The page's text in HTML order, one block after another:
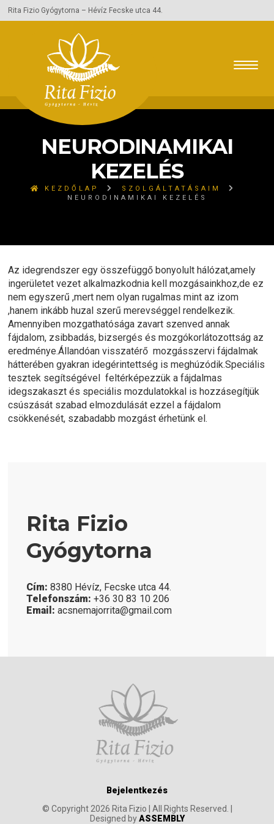
Rita Fizio Gyógytorna – Hévíz Fecske utca 44.
NEURODINAMIKAI
KEZELÉS
KEZDŐLAP
SZOLGÁLTATÁSAIM
NEURODINAMIKAI KEZELÉS
Az idegrendszer egy összefüggő bonyolult hálózat,amely
ingerületet vezet alkalmazkodnia kell mozgásainkhoz,de ez
nem egyszerű ,mert nem olyan rugalmas mint az izom
,hanem inkább huzal szerű merevséggel rendelkezik.
Amennyiben mozgathatósága zavart szenved annak
fájdalom, zsibbadás, bizsergés és mozgókorlátozottság az
eredménye.Állandóan visszatérő mozgásszervi fájdalmak
hátterében gyakran idegérintettség is meghúzódik.Speciális
tesztek segítségével feltérképezzük a fájdalmas
idegszakaszt és speciális mozdulatokkal is hozzásegítjük
csúszását szabad elmozdulását ezzel a fájdalom
csökkenését, szabadabb mozgást érhetünk el.
Rita Fizio
Gyógytorna
Cím: 8380 Hévíz, Fecske utca 44.
Telefonszám: +36 30 83 10 206
Email: acsnemajorrita@gmail.com
Bejelentkezés
© Copyright 2026 Rita Fizio | All Rights Reserved. |
Designed byASSEMBLY